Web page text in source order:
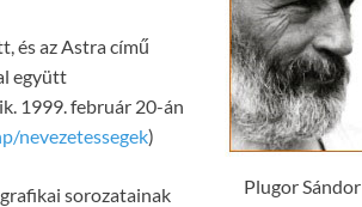
Plugor Sándor
és az Astra című
együtt
1999. február 20-án
nevezetessegek)
sorozatainak